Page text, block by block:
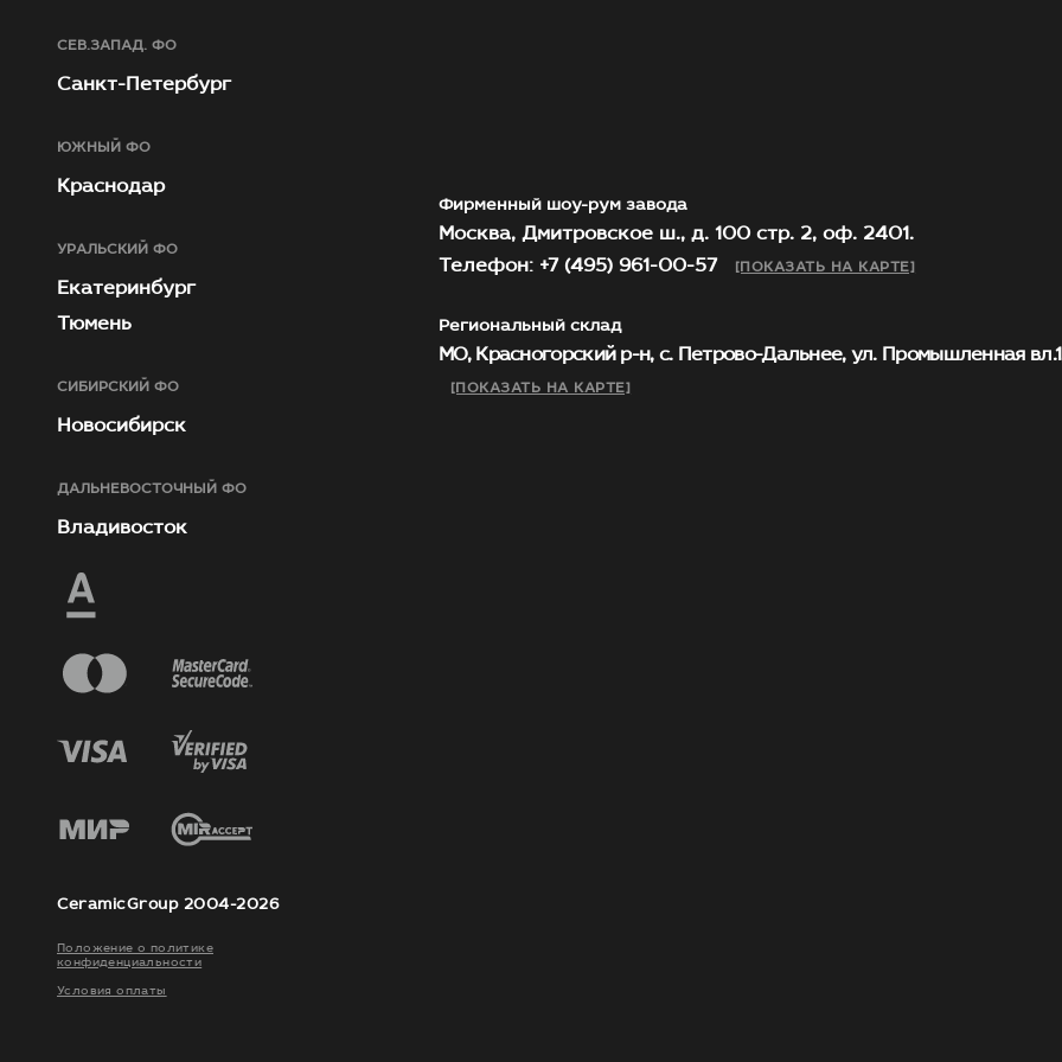
СЕВ.ЗАПАД. ФО
Санкт-Петербург
ЮЖНЫЙ ФО
Краснодар
УРАЛЬСКИЙ ФО
Екатеринбург
Тюмень
СИБИРСКИЙ ФО
Новосибирск
ДАЛЬНЕВОСТОЧНЫЙ ФО
Владивосток
Фирменный шоу-рум завода
Москва, Дмитровское ш., д. 100 стр. 2, оф. 2401.
Телефон: +7 (495) 961-00-57
[ПОКАЗАТЬ НА КАРТЕ]
Региональный склад
МО, Красногорский р-н, с. Петрово-Дальнее, ул. Промышленная
[ПОКАЗАТЬ НА КАРТЕ]
CeramicGroup 2004-2026
Положение о политике
конфиденциальности
Условия оплаты